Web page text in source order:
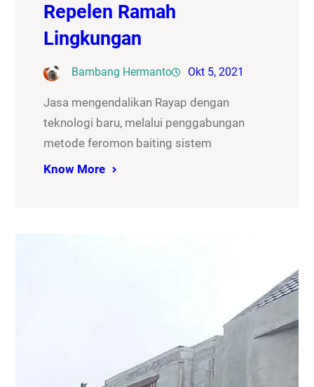
Repelen Ramah
Lingkungan
Bambang Hermanto Okt 5, 2021
Jasa mengendalikan Rayap dengan
teknologi baru, melalui penggabungan
metode feromon baiting sistem
Know More